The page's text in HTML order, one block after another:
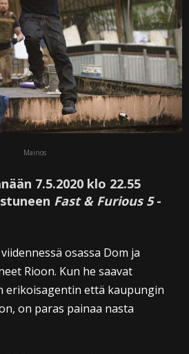
Mainos
7.5.2020 klo 22.55
Fast & Furious 5-
osassa Dom ja
Rioon. Kun he saavat
erikoisagentin että kaupungin
on paras painaa nasta